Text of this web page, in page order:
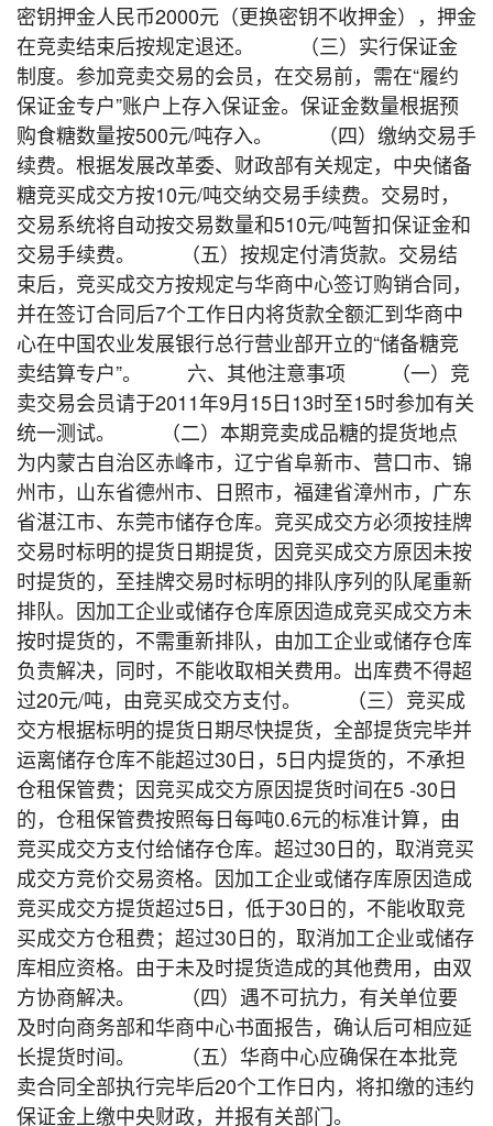
密钥押金人民币2000元（更换密钥不收押金），押金
在竞卖结束后按规定退还。 （三）实行保证金
制度。参加竞卖交易的会员，在交易前，需在“履约
保证金专户”账户上存入保证金。保证金数量根据预
购食糖数量按500元/吨存入。 （四）缴纳交易手
续费。根据发展改革委、财政部有关规定，中央储备
糖竞买成交方按10元/吨交纳交易手续费。交易时，
交易系统将自动按交易数量和510元/吨暂扣保证金和
交易手续费。 （五）按规定付清货款。交易结
束后，竞买成交方按规定与华商中心签订购销合同，
并在签订合同后7个工作日内将货款全额汇到华商中
心在中国农业发展银行总行营业部开立的“储备糖竞
卖结算专户”。 六、其他注意事项 （一）竞
卖交易会员请于2011年9月15日13时至15时参加有关
统一测试。 （二）本期竞卖成品糖的提货地点
为内蒙古自治区赤峰市，辽宁省阜新市、营口市、锦
州市，山东省德州市、日照市，福建省漳州市，广东
省湛江市、东莞市储存仓库。竞买成交方必须按挂牌
交易时标明的提货日期提货，因竞买成交方原因未按
时提货的，至挂牌交易时标明的排队序列的队尾重新
排队。因加工企业或储存仓库原因造成竞买成交方未
按时提货的，不需重新排队，由加工企业或储存仓库
负责解决，同时，不能收取相关费用。出库费不得超
过20元/吨，由竞买成交方支付。 （三）竞买成
交方根据标明的提货日期尽快提货，全部提货完毕并
运离储存仓库不能超过30日，5日内提货的，不承担
仓租保管费；因竞买成交方原因提货时间在5 -30日
的，仓租保管费按照每日每吨0.6元的标准计算，由
竞买成交方支付给储存仓库。超过30日的，取消竞买
成交方竞价交易资格。因加工企业或储存库原因造成
竞买成交方提货超过5日，低于30日的，不能收取竞
买成交方仓租费；超过30日的，取消加工企业或储存
库相应资格。由于未及时提货造成的其他费用，由双
方协商解决。 （四）遇不可抗力，有关单位要
及时向商务部和华商中心书面报告，确认后可相应延
长提货时间。 （五）华商中心应确保在本批竞
卖合同全部执行完毕后20个工作日内，将扣缴的违约
保证金上缴中央财政，并报有关部门。